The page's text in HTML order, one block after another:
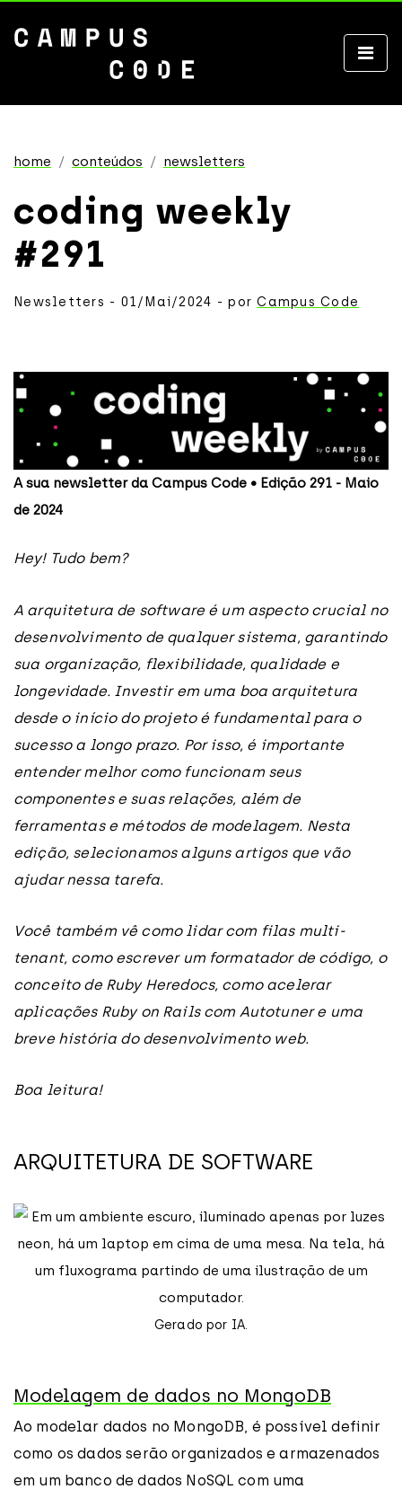
home conteúdos newsletters
coding weekly
#291
Newsletters - 01/Mai/2024 - porCampus Code
A sua newsletter da Campus Code • Edição 291 - Maio
de 2024
Hey! Tudo bem?
A arquitetura de software é um aspecto crucial no
desenvolvimento de qualquer sistema, garantindo
sua organização, flexibilidade, qualidade e
longevidade. Investir em uma boa arquitetura
desde o início do projeto é fundamental para o
sucesso a longo prazo. Por isso, é importante
entender melhor como funcionam seus
componentes e suas relações, além de
ferramentas e métodos de modelagem. Nesta
edição, selecionamos alguns artigos que vão
ajudar nessa tarefa.
Você também vê como lidar com filas multi-
tenant, como escrever um formatador de código, o
conceito de Ruby Heredocs, como acelerar
aplicações Ruby on Rails com Autotuner e uma
breve história do desenvolvimento web.
Boa leitura!
ARQUITETURA DE SOFTWARE
Gerado por IA.
Modelagem de dados no MongoDB
Ao modelar dados no MongoDB, é possível definir
como os dados serão organizados e armazenados
em um banco de dados NoSQL com uma